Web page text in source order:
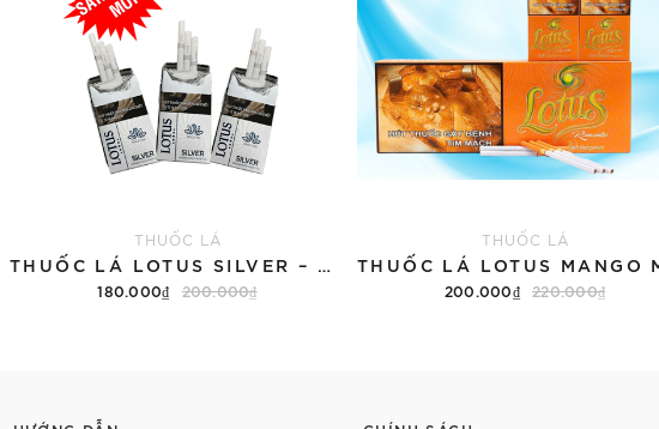
THUỐC LÁ
THUỐC LÁ LOTUS SILVER – DM83NĐ (TÚT)
180.000₫ 200.000₫
THUỐC LÁ
200.000₫ 220.000₫